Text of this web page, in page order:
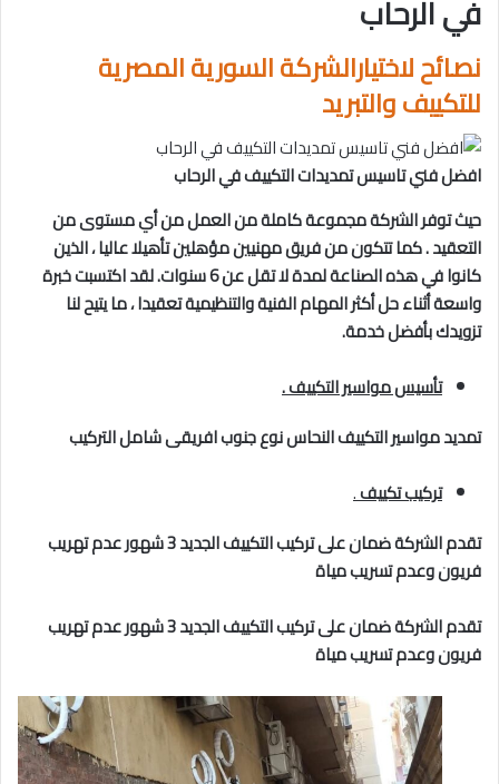
في الرحاب
نصائح لاختيارالشركة السورية المصرية
للتكييف والتبريد
افضل فني تاسيس تمديدات التكييف في الرحاب
حيث توفر الشركة مجموعة كاملة من العمل من أي مستوى من
التعقيد . كما تتكون من فريق مهنيين مؤهلين تأهيلا عاليا ، الذين
كانوا في هذه الصناعة لمدة لا تقل عن 6 سنوات. لقد اكتسبت خبرة
واسعة أثناء حل أكثر المهام الفنية والتنظيمية تعقيدا ، ما يتيح لنا
تزويدك بأفضل خدمة.
تأسيس مواسير التكييف .
تمديد مواسير التكييف النحاس نوع جنوب افريقى شامل التركيب
تركيب تكييف.
تقدم الشركة ضمان على تركيب التكييف الجديد 3 شهور عدم تهريب
فريون وعدم تسريب مياة
تقدم الشركة ضمان على تركيب التكييف الجديد 3 شهور عدم تهريب
فريون وعدم تسريب مياة